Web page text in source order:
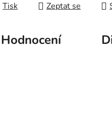
Tisk
Zeptat se
Hodnocení